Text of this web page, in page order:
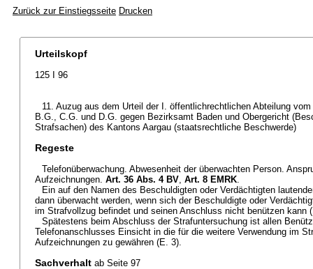
Zurück zur Einstiegsseite Drucken
Urteilskopf
125 I 96
11. Auzug aus dem Urteil der I. öffentlichrechtlichen Abteilung
B.G., C.G. und D.G. gegen Bezirksamt Baden und Obergericht
Strafsachen) des Kantons Aargau (staatsrechtliche Beschwerde)
Regeste
Telefonüberwachung. Abwesenheit der überwachten Person.
Aufzeichnungen. Art. 36 Abs. 4 BV, Art. 8 EMRK.
Ein auf den Namen des Beschuldigten oder Verdächtigten
dann überwacht werden, wenn sich der Beschuldigte oder
im Strafvollzug befindet und seinen Anschluss nicht benützen kann
Spätestens beim Abschluss der Strafuntersuchung ist allen
Telefonanschlusses Einsicht in die für die weitere Verwendung im
Aufzeichnungen zu gewähren (E. 3).
Sachverhalt ab Seite 97